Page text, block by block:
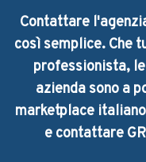
Contattare
così semplice. Che
professionista,
azienda sono a
marketplace
e contattare